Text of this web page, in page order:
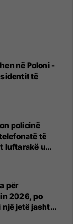
në Poloni -
të
policinë
të
luftarakë u
të
për
2026, po
jetë jashtë